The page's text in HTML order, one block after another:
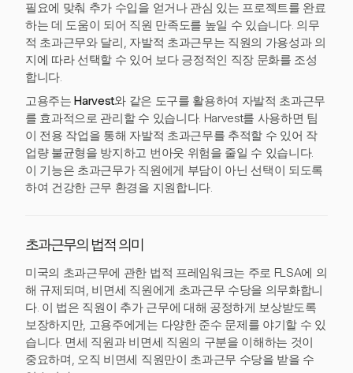
필요에 맞춰 추가 수입을 얻거나 관심 있는 프로젝트를 완료
하는 데 도움이 되어 직원 만족도를 높일 수 있습니다. 의무
적 초과근무와 달리, 자발적 초과근무는 직원의 가용성과 의
지에 따라 선택할 수 있어 보다 긍정적인 직장 문화를 조성
합니다.
고용주는Harvest와 같은 도구를 활용하여 자발적 초과근무
를 효과적으로 관리할 수 있습니다. Harvest를 사용하면 팀
이 전용 작업을 통해 자발적 초과근무를 추적할 수 있어 작
업량 불균형을 방지하고 번아웃 위험을 줄일 수 있습니다.
이 기능은 초과근무가 직원에게 부담이 아닌 선택이 되도록
하여 건강한 근무 환경을 지원합니다.
초과근무의 법적 의미
미국의 초과근무에 관한 법적 프레임워크는 주로 FLSA에 의
해 규제되며, 비면세 직원에게 초과근무 수당을 의무화합니
다. 이 법은 직원이 추가 근무에 대해 공정하게 보상받도록
보장하지만, 고용주에게는 다양한 준수 문제를 야기할 수 있
습니다. 면세 직원과 비면세 직원의 구분을 이해하는 것이
중요하며, 오직 비면세 직원만이 초과근무 수당을 받을 수